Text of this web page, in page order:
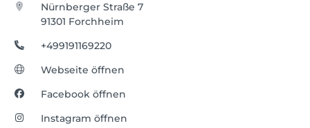
Nürnberger Straße 7
91301 Forchheim
+499191169220
Webseite öffnen
Facebook öffnen
Instagram öffnen